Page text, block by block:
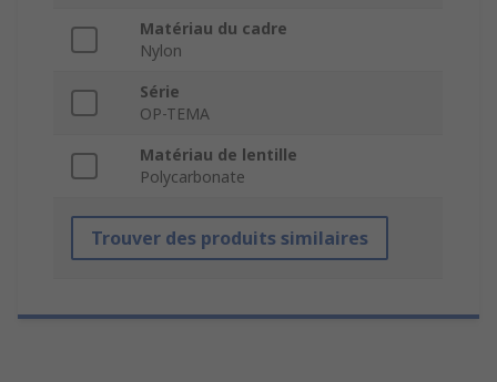
Matériau du cadre
Nylon
Série
OP-TEMA
Matériau de lentille
Polycarbonate
Trouver des produits similaires